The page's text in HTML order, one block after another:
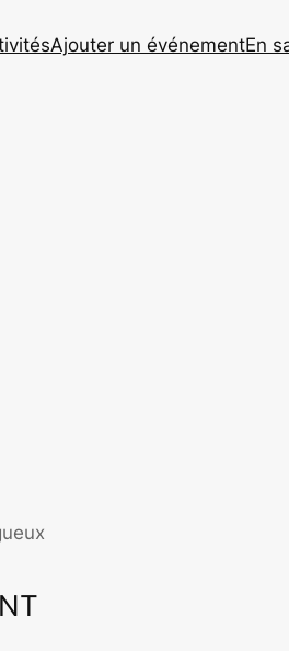
Ajouter un événementEn